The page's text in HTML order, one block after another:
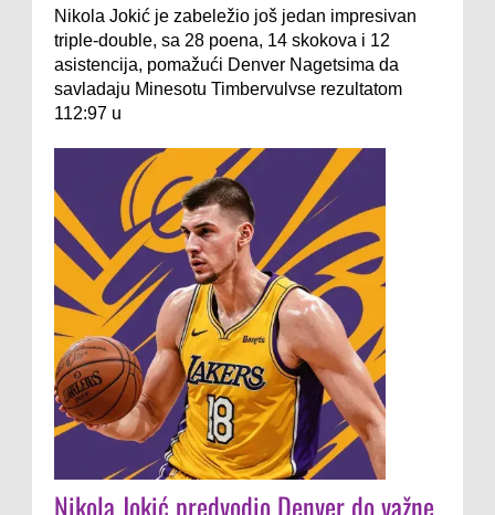
Nikola Jokić je zabeležio još jedan impresivan
triple-double, sa 28 poena, 14 skokova i 12
asistencija, pomažući Denver Nagetsima da
savladaju Minesotu Timbervulvse rezultatom
112:97 u
Nikola Jokić predvodio Denver do važne